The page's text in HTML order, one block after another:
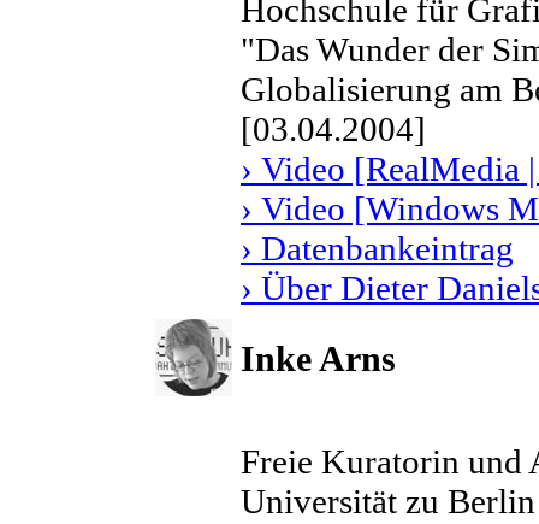
Hochschule für
"Das Wunder der
Globalisierung am
[03.04.2004]
› Video [RealMedia
› Video [Windows
› Datenbankeintrag
› Über Dieter
Inke Arns
Freie Kuratorin und
Universität zu Berlin